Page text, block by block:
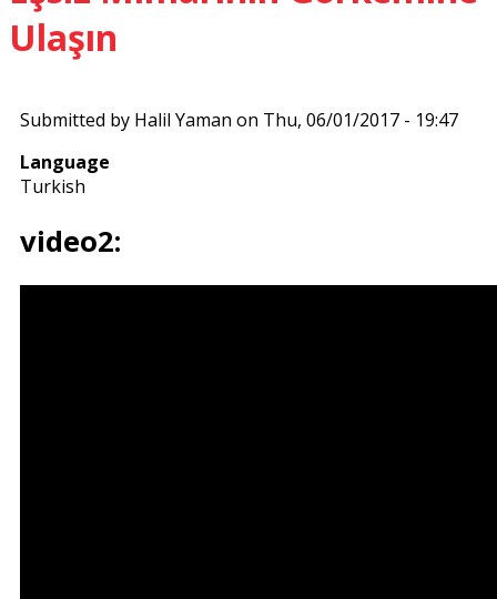
Ulaşın
Submitted by Halil Yaman on Thu, 06/01/2017 - 19:47
Language
Turkish
video2: